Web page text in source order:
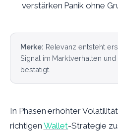
verstärken Panik ohne
Merke: Relevanz entsteht
Signal im Marktverhalten
bestätigt.
In Phasen erhöhter
richtigen Wallet-Strategie